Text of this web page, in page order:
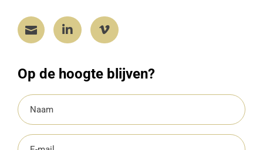
  
Op de hoogte blijven?
Naam
(Vereist)
E-